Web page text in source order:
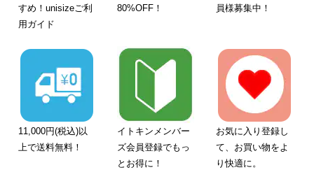
すめ！unisizeご利
用ガイド
80%OFF！ 員様募集中！
11,000円(税込)以
上で送料無料！
イトキンメンバー
ズ会員登録でもっ
とお得に！
お気に入り登録し
て、お買い物をよ
り快適に。